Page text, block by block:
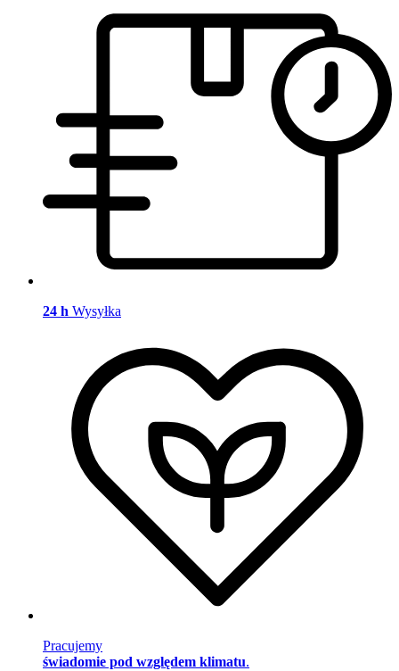
24 h Wysyłka
Pracujemy
świadomie pod względem klimatu.